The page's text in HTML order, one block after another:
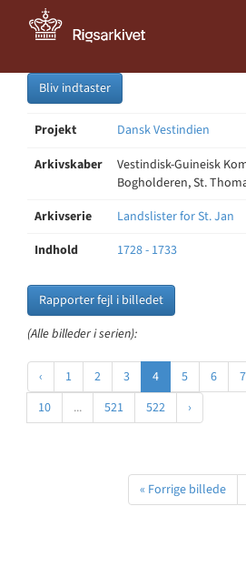
Bliv indtaster
Projekt
Dansk Vestindien
Arkivskaber
Vestindisk-Guineisk
Bogholderen, St.
Arkivserie
Landslister for St. Jan
Indhold
1728 - 1733
Rapporter fejl i billedet
(Alle billeder i serien):
‹ 1 2 3 4 5 6 7
10
... 521 522 ›
« Forrige billede